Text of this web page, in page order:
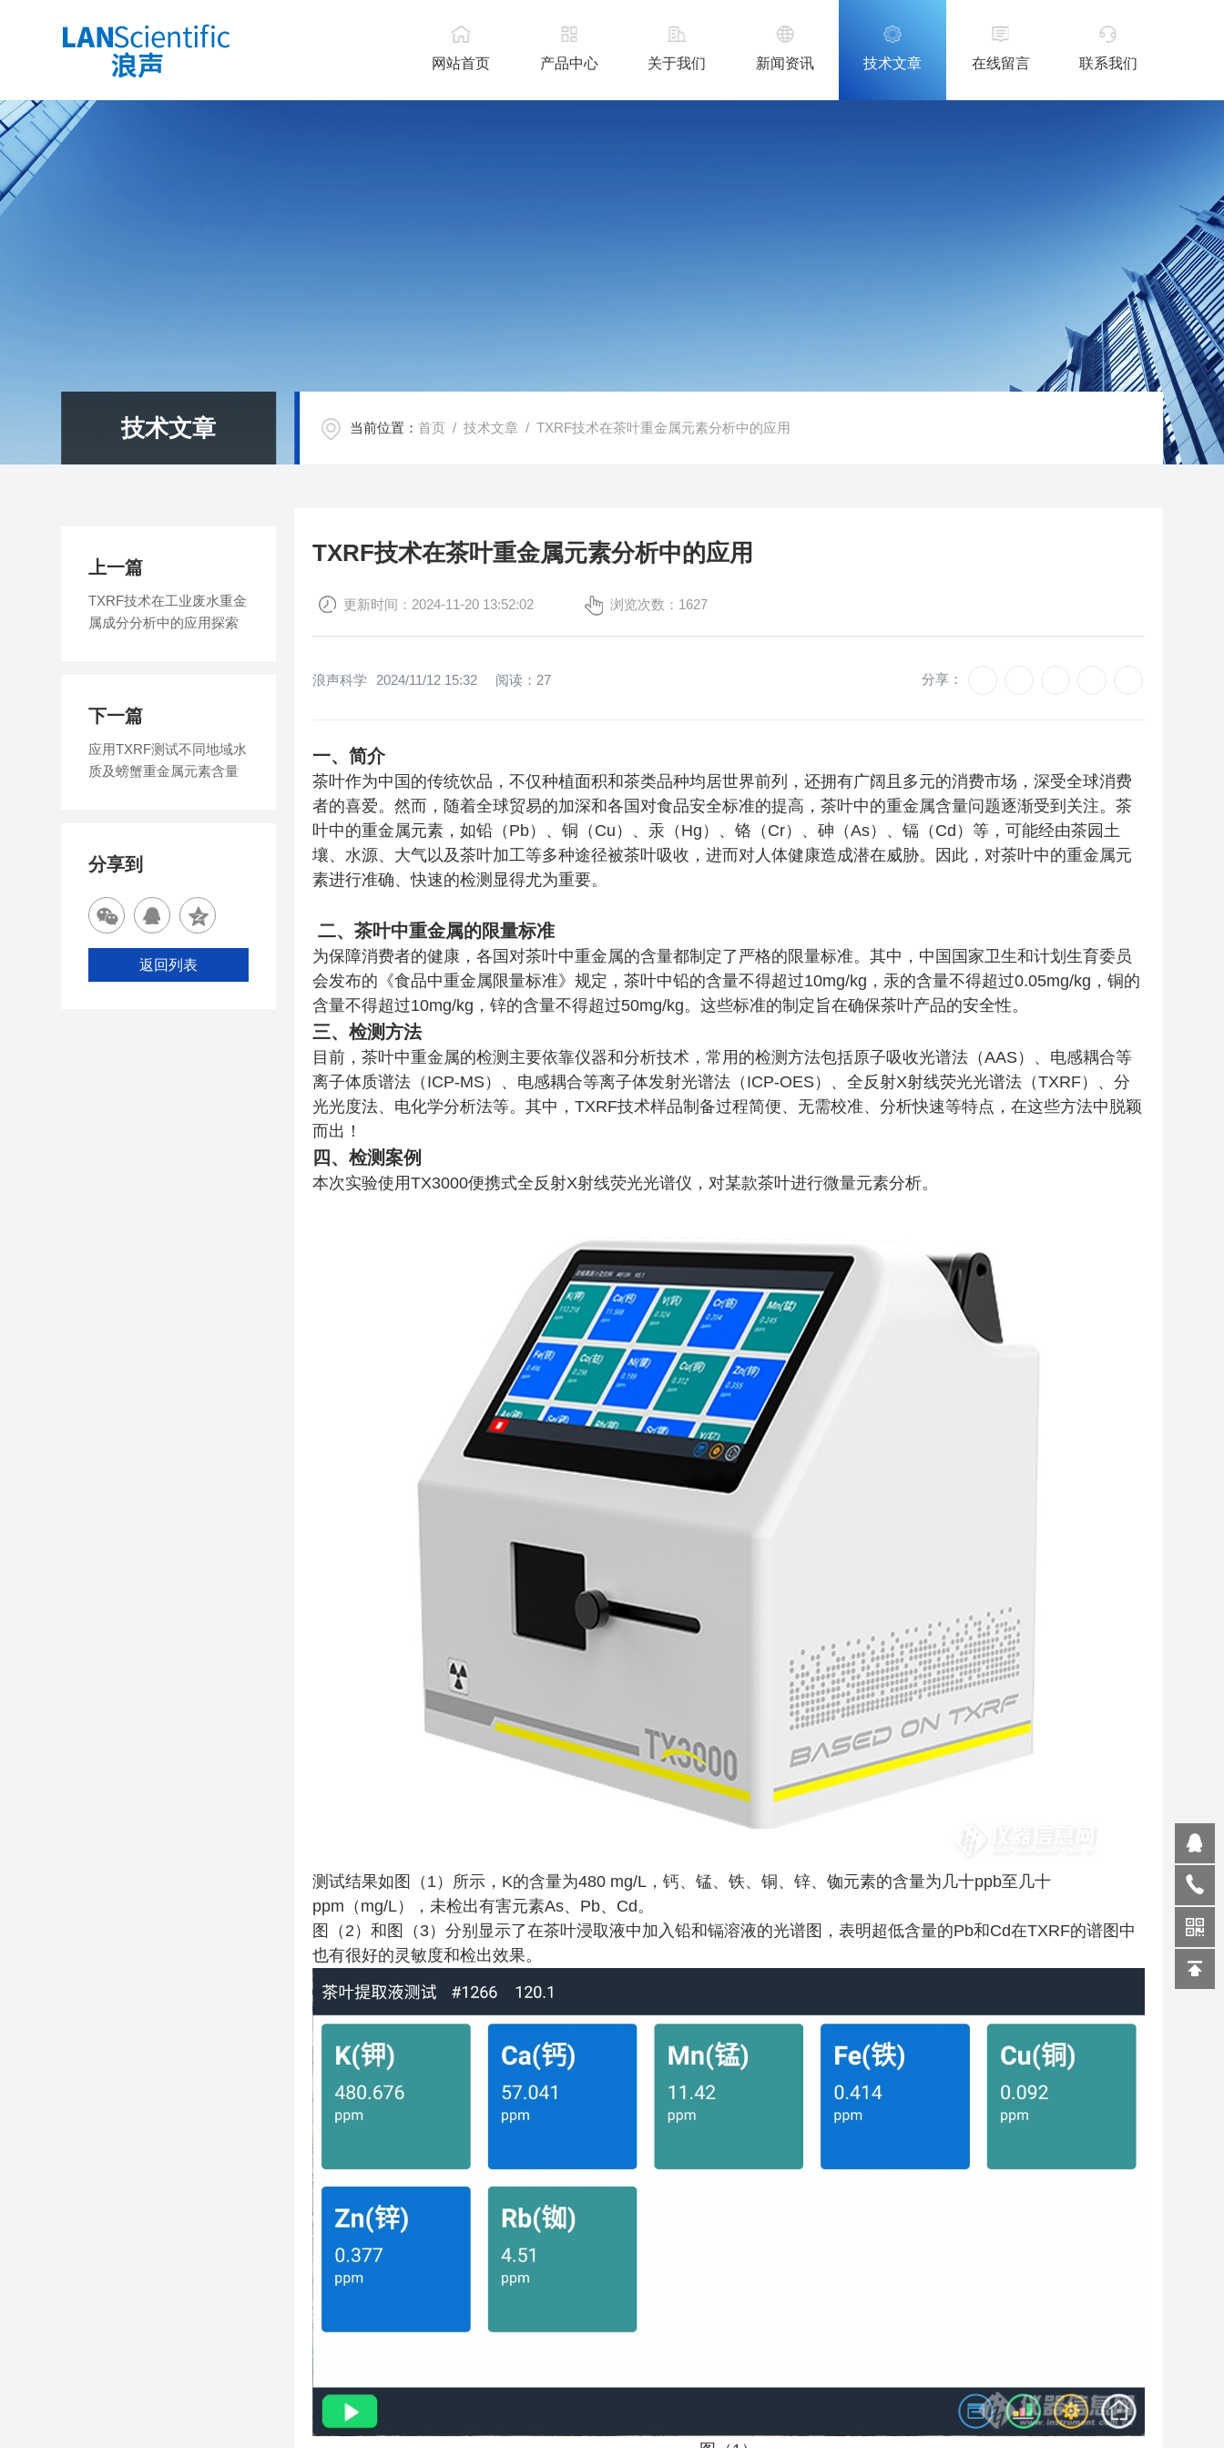
网站首页 产品中心 关于我们 新闻资讯 技术文章 在线留言 联系我们
技术文章 当前位置：首页 /技术文章 / TXRF技术在茶叶重金属元素分析中的应用
TXRF技术在茶叶重金属元素分析中的应用
更新时间：2024-11-20 13:52:02 浏览次数：1627
浪声科学 2024/11/12 15:32 阅读： 27 分享：
一、简介
茶叶作为中国的传统饮品，不仅种植面积和茶类品种均居世界前列，还拥有广阔且多元的消费市场，深受全球消费
者的喜爱。然而，随着全球贸易的加深和各国对食品安全标准的提高，茶叶中的重金属含量问题逐渐受到关注。茶
叶中的重金属元素，如铅（Pb）、铜（Cu）、汞（Hg）、铬（Cr）、砷（As）、镉（Cd）等，可能经由茶园土
壤、水源、大气以及茶叶加工等多种途径被茶叶吸收，进而对人体健康造成潜在威胁。因此，对茶叶中的重金属元
素进行准确、快速的检测显得尤为重要。
二、茶叶中重金属的限量标准
为保障消费者的健康，各国对茶叶中重金属的含量都制定了严格的限量标准。其中，中国国家卫生和计划生育委员
会发布的《食品中重金属限量标准》规定，茶叶中铅的含量不得超过10mg/kg，汞的含量不得超过0.05mg/kg，铜的
含量不得超过10mg/kg，锌的含量不得超过50mg/kg。这些标准的制定旨在确保茶叶产品的安全性。
三、检测方法
目前，茶叶中重金属的检测主要依靠仪器和分析技术，常用的检测方法包括原子吸收光谱法（AAS）、电感耦合等
离子体质谱法（ICP-MS）、电感耦合等离子体发射光谱法（ICP-OES）、全反射X射线荧光光谱法（TXRF）、分
光光度法、电化学分析法等。其中，TXRF技术样品制备过程简便、无需校准、分析快速等特点，在这些方法中脱颖
而出！
四、检测案例
本次实验使用TX3000便携式全反射X射线荧光光谱仪，对某款茶叶进行微量元素分析。
测试结果如图（ 1）所示，K的含量为480 mg/L，钙、锰、铁、铜、锌、铷元素的含量为几十ppb至几十
ppm（mg/L），未检出有害元素As、Pb、Cd。
图（ 2 ）和图（ 3）分别显示了在茶叶浸取液中加入铅和镉溶液的光谱图，表明超低含量的Pb和Cd在TXRF的谱图中
也有很好的灵敏度和检出效果。
上一篇
TXRF技术在工业废水重金
属成分分析中的应用探索
下一篇
应用TXRF测试不同地域水
质及螃蟹重金属元素含量
分享到
返回列表